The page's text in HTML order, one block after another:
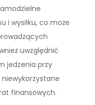
i wysiłku, co może
uwzględnić
jedzenia przy
finansowych.